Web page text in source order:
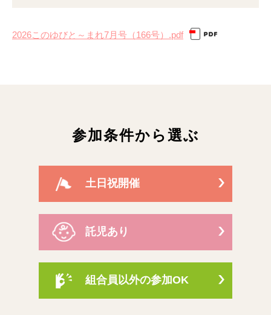
2026このゆびと～まれ7月号（166号）.pdf
参加条件から選ぶ
土日祝開催
託児あり
組合員以外の参加OK